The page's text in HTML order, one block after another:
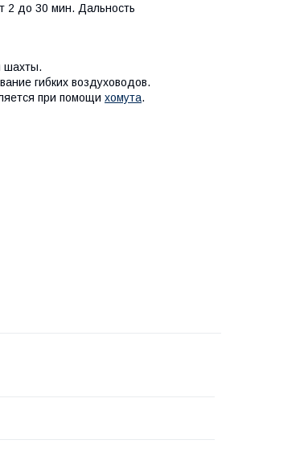
2 до 30 мин. Дальность
шахты.
гибких воздуховодов.
при помощи хомута.